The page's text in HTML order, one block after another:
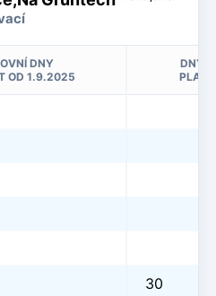
DNY
OD 1.9.2025
DNY
30